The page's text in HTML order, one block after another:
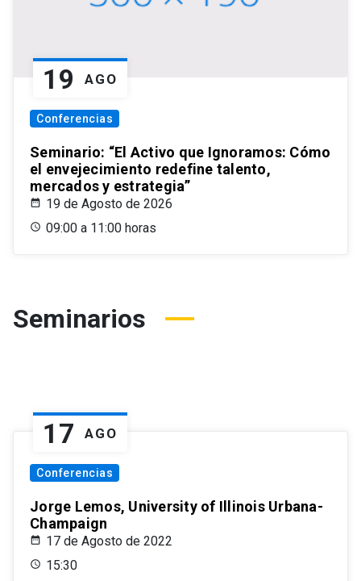
19 AGO
Conferencias
Seminario: “El Activo que Ignoramos: Cómo
el envejecimiento redefine talento,
mercados y estrategia”
19 de Agosto de 2026
09:00 a 11:00 horas
Seminarios
17 AGO
Conferencias
Jorge Lemos, University of Illinois Urbana-
Champaign
17 de Agosto de 2022
15:30